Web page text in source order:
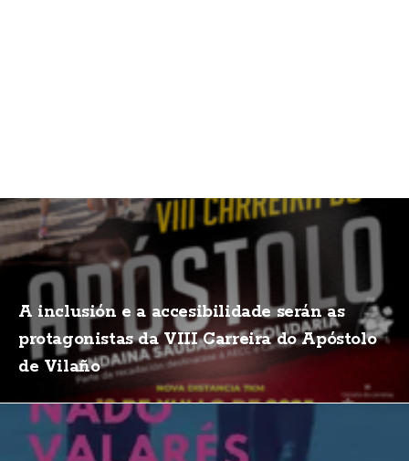
A inclusión e a accesibilidade serán as
protagonistas da VIII Carreira do Apóstolo
de Vilaño